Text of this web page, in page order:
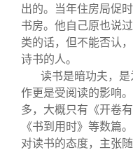
出的。当年住房局促
书房。他自己原也说
类的话，但不能否认
诗书的人。
读书是暗功夫，是
作更是受阅读的影响
多，大概只有《开卷
《书到用时》等数篇
对读书的态度，主张